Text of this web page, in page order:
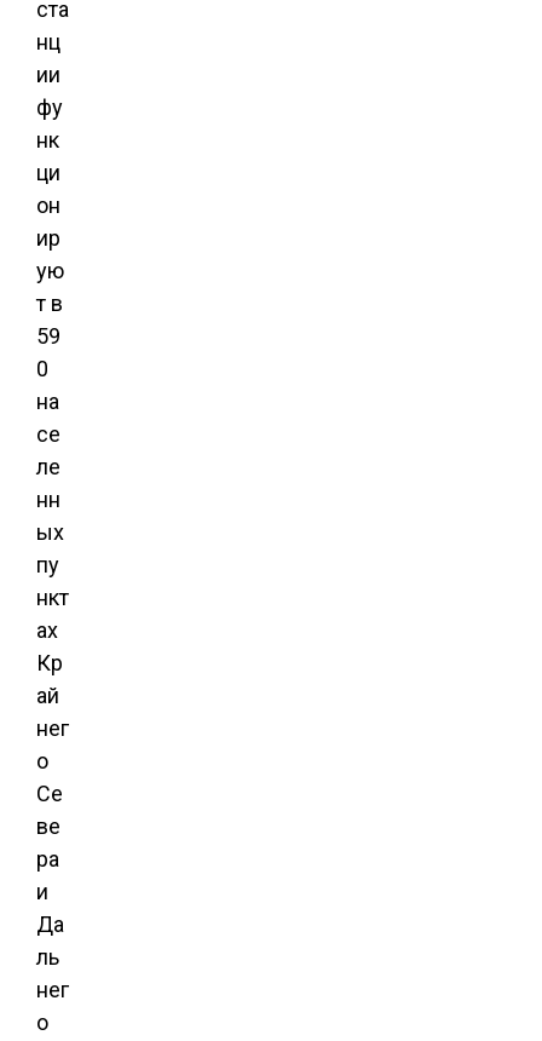
ста
нц
ии
фу
нк
ци
он
ир
ую
т в
59
0
на
се
ле
нн
ых
пу
нкт
ах
Кр
ай
нег
о
Се
ве
ра
и
Да
ль
нег
о